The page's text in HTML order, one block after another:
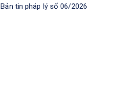
Bản tin pháp lý số 06/2026